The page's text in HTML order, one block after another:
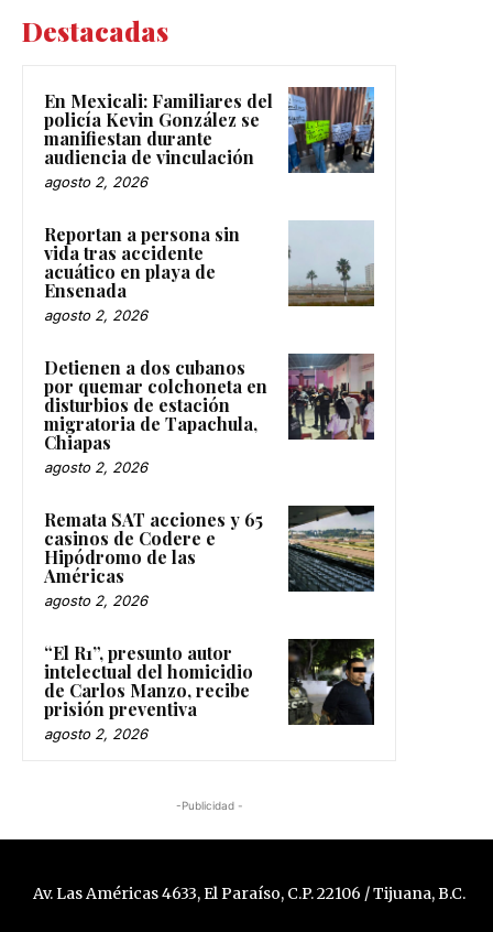
Destacadas
En Mexicali: Familiares del
policía Kevin González se
manifiestan durante
audiencia de vinculación
agosto 2, 2026
Reportan a persona sin
vida tras accidente
acuático en playa de
Ensenada
agosto 2, 2026
Detienen a dos cubanos
por quemar colchoneta en
disturbios de estación
migratoria de Tapachula,
Chiapas
agosto 2, 2026
Remata SAT acciones y 65
casinos de Codere e
Hipódromo de las
Américas
agosto 2, 2026
“El R1”, presunto autor
intelectual del homicidio
de Carlos Manzo, recibe
prisión preventiva
agosto 2, 2026
-Publicidad -
Av. Las Américas 4633, El Paraíso, C.P. 22106 / Tijuana, B.C.